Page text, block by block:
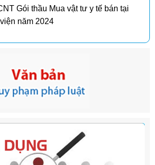
Gói thầu Mua vật tư y tế bán tại
năm 2024